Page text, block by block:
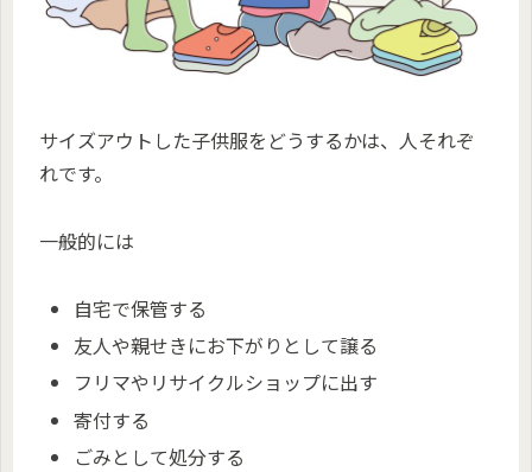
サイズアウトした子供服をどうするかは、人それぞ
れです。
一般的には
自宅で保管する
友人や親せきにお下がりとして譲る
フリマやリサイクルショップに出す
寄付する
ごみとして処分する